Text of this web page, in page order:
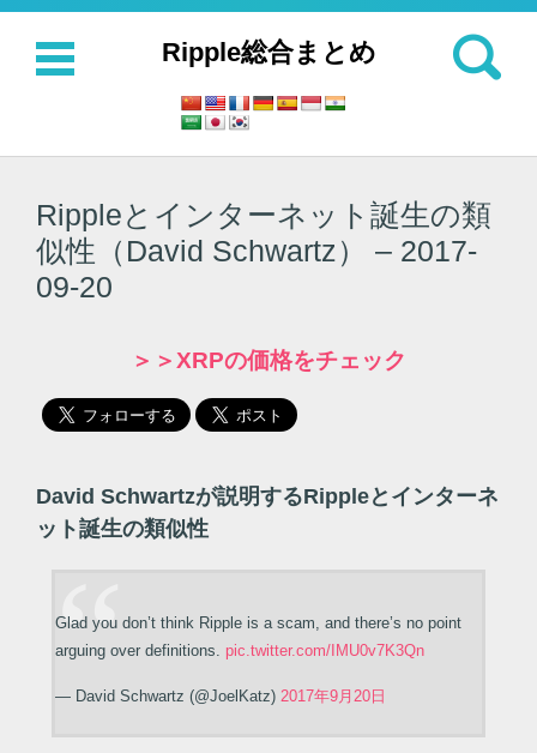
Ripple総合まとめ
検索:
コンテンツに移動
Rippleとインターネット誕生の類
似性（David Schwartz） – 2017-
09-20
＞＞XRPの価格をチェック
David Schwartzが説明するRippleとインターネ
ット誕生の類似性
Glad you don’t think Ripple is a scam, and there’s no point
arguing over definitions. pic.twitter.com/IMU0v7K3Qn
— David Schwartz (@JoelKatz) 2017年9月20日